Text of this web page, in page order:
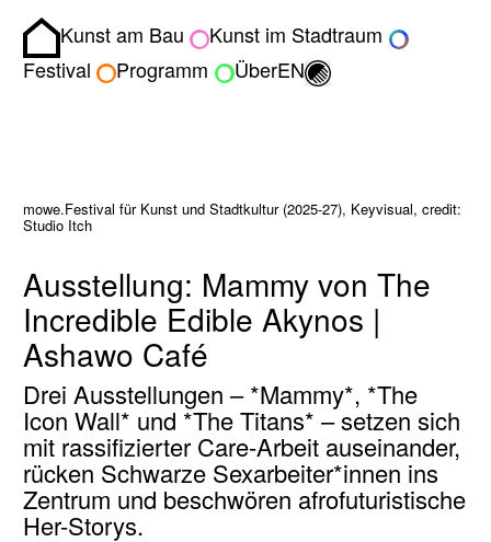
Homepage
Kunst am Bau
Kunst im Stadtraum
Festival
Programm ÜberEN Umschalten
mowe.Festival für Kunst und Stadtkultur (2025-27), Keyvisual, credit:
Studio Itch
Ausstellung: Mammy von The
Incredible Edible Akynos |
Ashawo Café
Drei Ausstellungen – *Mammy*, *The
Icon Wall* und *The Titans* – setzen sich
mit rassifizierter Care-Arbeit auseinander,
rücken Schwarze Sexarbeiter*innen ins
Zentrum und beschwören afrofuturistische
Her-Storys.